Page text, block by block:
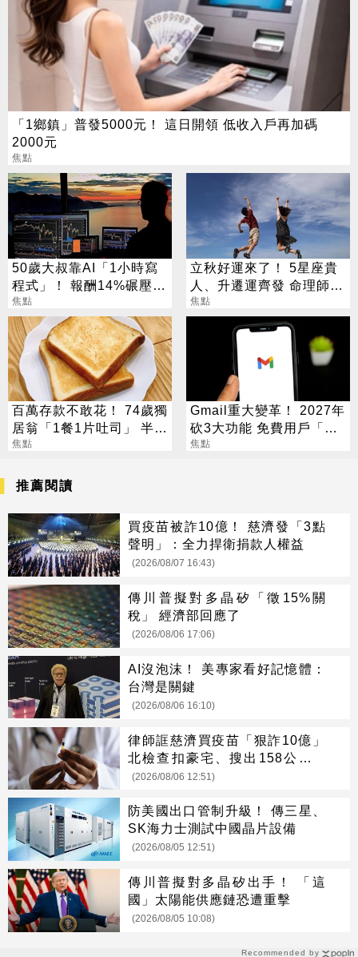
「1鄉鎮」普發5000元！ 這日開領 低收入戶再加碼
2000元
焦點
50歲大叔靠AI「1小時寫
程式」！ 報酬14%碾壓標
普 直接辭職去炒股
焦點
立秋好運來了！ 5星座貴
人、升遷運齊發 命理師：
把握黃金轉運期
焦點
百萬存款不敢花！ 74歲獨
居翁「1餐1片吐司」 半年
暴瘦嚇壞女兒
焦點
Gmail重大變革！ 2027年
砍3大功能 免費用戶「這
好康」不能用了
焦點
Recommended by
推薦閱讀
買疫苗被詐10億！ 慈濟發「3點
聲明」：全力捍衛捐款人權益
(2026/08/07 16:43)
傳川普擬對多晶矽「徵15%關
稅」 經濟部回應了
(2026/08/06 17:06)
AI沒泡沫！ 美專家看好記憶體：
台灣是關鍵
(2026/08/06 16:10)
律師誆慈濟買疫苗「狠詐10億」
北檢查扣豪宅、搜出158公斤黃
金
(2026/08/06 12:51)
防美國出口管制升級！ 傳三星、
SK海力士測試中國晶片設備
(2026/08/05 12:51)
傳川普擬對多晶矽出手！ 「這
國」太陽能供應鏈恐遭重擊
(2026/08/05 10:08)